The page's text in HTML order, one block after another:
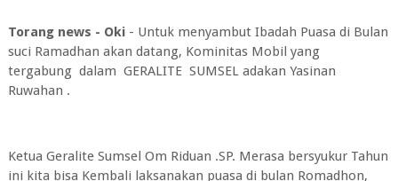
Torang news - Oki- Untuk menyambut Ibadah Puasa di Bulan
suci Ramadhan akan datang, Kominitas Mobil yang
tergabung dalam GERALITE SUMSEL adakan Yasinan
Ruwahan .
Ketua Geralite Sumsel Om Riduan .SP. Merasa bersyukur Tahun
ini kita bisa Kembali laksanakan puasa di bulan Romadhon,